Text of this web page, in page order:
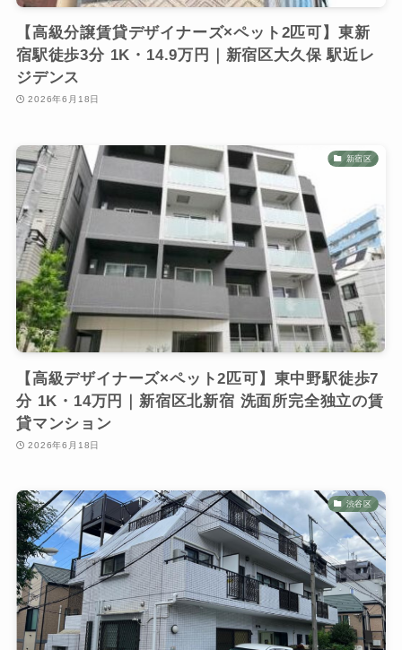
【高級分譲賃貸デザイナーズ×ペット2匹可】東新
宿駅徒歩3分 1K・14.9万円｜新宿区大久保 駅近レ
ジデンス
2026年6月18日
新宿区
【高級デザイナーズ×ペット2匹可】東中野駅徒歩7
分 1K・14万円｜新宿区北新宿 洗面所完全独立の賃
貸マンション
2026年6月18日
渋谷区